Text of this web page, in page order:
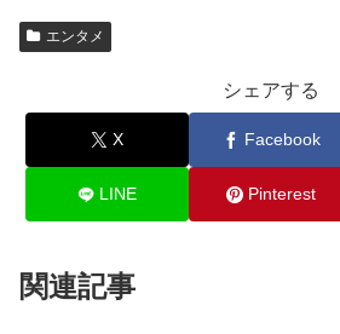
エンタメ
シェアする
X Facebook
LINE Pinterest
関連記事